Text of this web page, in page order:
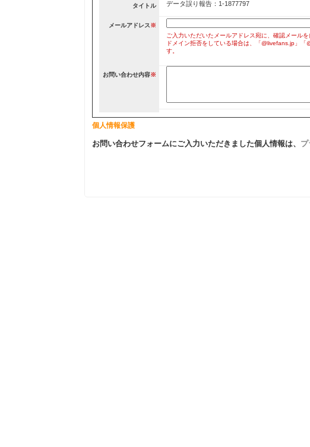
タイトル データ誤り報告：1-1877797
メールアドレス※
ご入力いただいたメールアドレス宛に、確認メールを
ドメイン拒否をしている場合は、「@livefans.jp」
す。
お問い合わせ内容※
個人情報保護
お問い合わせフォームにご入力いただきました個人情報は、